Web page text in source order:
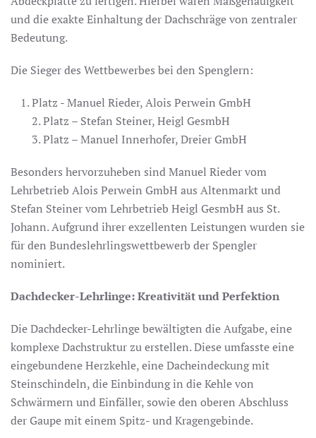
und die exakte Einhaltung der Dachschräge von zentraler
Bedeutung.
Die Sieger des Wettbewerbes bei den Spenglern:
Platz - Manuel Rieder, Alois Perwein GmbH
2. Platz – Stefan Steiner, Heigl GesmbH
3. Platz – Manuel Innerhofer, Dreier GmbH
Besonders hervorzuheben sind Manuel Rieder vom
Lehrbetrieb Alois Perwein GmbH aus Altenmarkt und
Stefan Steiner vom Lehrbetrieb Heigl GesmbH aus St.
Johann. Aufgrund ihrer exzellenten Leistungen wurden sie
für den Bundeslehrlingswettbewerb der Spengler
nominiert.
Dachdecker-Lehrlinge: Kreativität und Perfektion
Die Dachdecker-Lehrlinge bewältigten die Aufgabe, eine
komplexe Dachstruktur zu erstellen. Diese umfasste eine
eingebundene Herzkehle, eine Dacheindeckung mit
Steinschindeln, die Einbindung in die Kehle von
Schwärmern und Einfäller, sowie den oberen Abschluss
der Gaupe mit einem Spitz- und Kragengebinde.